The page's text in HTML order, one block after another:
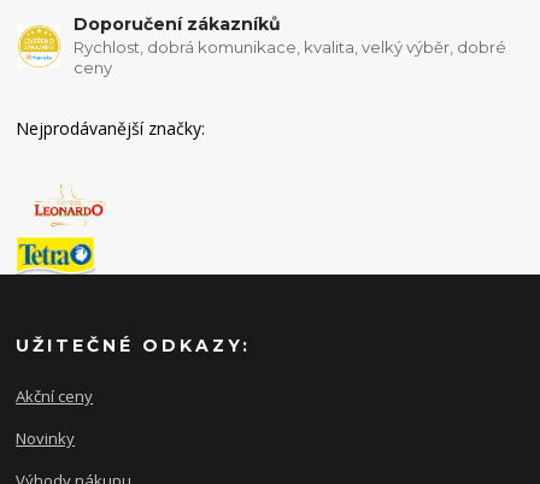
Doporučení zákazníků
Rychlost, dobrá komunikace, kvalita, velký výběr, dobré
ceny
Nejprodávanější značky:
UŽITEČNÉ ODKAZY:
Akční ceny
Novinky